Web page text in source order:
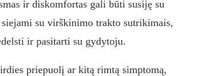
ir diskomfortas gali būti susiję su
su virškinimo trakto sutrikimais,
ir pasitarti su gydytoju.
priepuolį ar kitą rimtą simptomą,